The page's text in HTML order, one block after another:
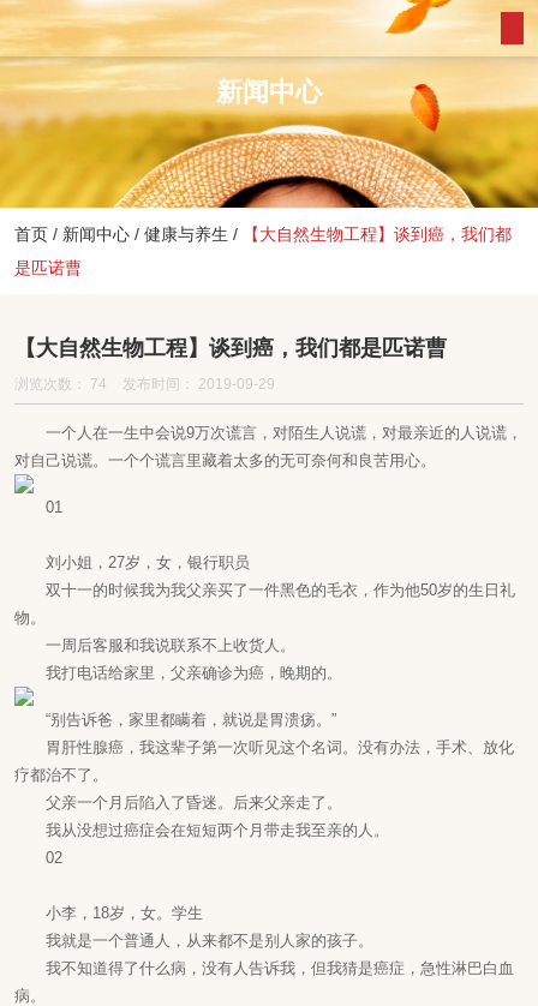
新闻中心
首页 / 新闻中心 / 健康与养生 /
【大自然生物工程】谈到癌，我们都
是匹诺曹
【大自然生物工程】谈到癌，我们都是匹诺曹
浏览次数： 74 发布时间： 2019-09-29
一个人在一生中会说9万次谎言，对陌生人说谎，对最亲近的人说谎，
对自己说谎。一个个谎言里藏着太多的无可奈何和良苦用心。
01
刘小姐，27岁，女，银行职员
双十一的时候我为我父亲买了一件黑色的毛衣，作为他50岁的生日礼
物。
一周后客服和我说联系不上收货人。
我打电话给家里，父亲确诊为癌，晚期的。
“别告诉爸，家里都瞒着，就说是胃溃疡。”
胃肝性腺癌，我这辈子第一次听见这个名词。没有办法，手术、放化
疗都治不了。
父亲一个月后陷入了昏迷。后来父亲走了。
我从没想过癌症会在短短两个月带走我至亲的人。
02
小李，18岁，女。学生
我就是一个普通人，从来都不是别人家的孩子。
我不知道得了什么病，没有人告诉我，但我猜是癌症，急性淋巴白血
病。